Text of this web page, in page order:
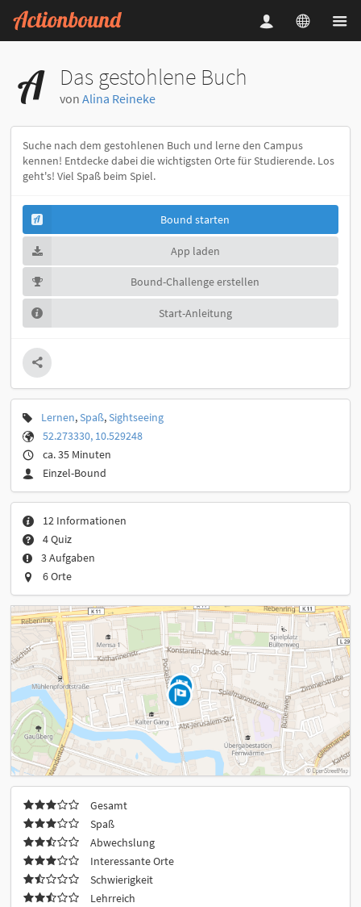
Das gestohlene Buch
von Alina Reineke
Suche nach dem gestohlenen Buch und lerne den Campus
kennen! Entdecke dabei die wichtigsten Orte für Studierende. Los
geht's! Viel Spaß beim Spiel.
Bound starten
App laden
Bound-Challenge erstellen
Start-Anleitung
Lernen,Spaß,Sightseeing
52.273330, 10.529248
ca. 35 Minuten
Einzel-Bound
12 Informationen
4 Quiz
3 Aufgaben
6 Orte
Gesamt
Spaß
Abwechslung
Interessante Orte
Schwierigkeit
Lehrreich